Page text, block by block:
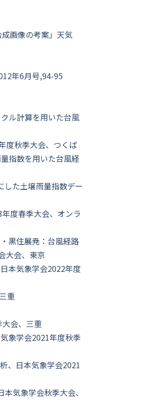
画像の考案」天気
年6月号,94-95
ル計算を用いた台風
度秋季大会、つくば
指数を用いた台風経
た土壌雨量指数デー
度春季大会、オンラ
黒住展尭：台風経路
大会、東京
本気象学会2022年度
重
会、三重
象学会2021年度秋季
、日本気象学会2021
気象学会秋季大会、